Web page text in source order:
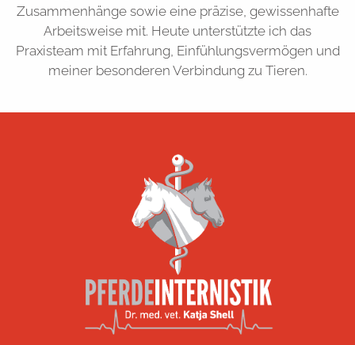
Zusammenhänge sowie eine präzise, gewissenhafte
Arbeitsweise mit. Heute unterstützte ich das
Praxisteam mit Erfahrung, Einfühlungsvermögen und
meiner besonderen Verbindung zu Tieren.